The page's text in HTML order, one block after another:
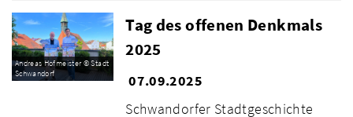
Andreas Hofmeister © Stadt
Schwandorf
Tag des offenen Denkmals
2025
07.09.2025
Schwandorfer Stadtgeschichte